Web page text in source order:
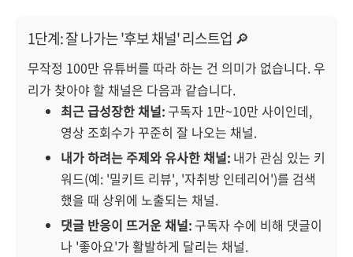
1단계: 잘 나가는 '후보 채널' 리스트업 🔎
무작정 100만 유튜버를 따라 하는 건 의미가 없습니다. 우
리가 찾아야 할 채널은 다음과 같습니다.
최근 급성장한 채널:구독자 1만~10만 사이인데,
영상 조회수가 꾸준히 잘 나오는 채널.
내가 하려는 주제와 유사한 채널: 내가 관심 있는 키
워드(예: '밀키트 리뷰', '자취방 인테리어')를 검색
했을 때 상위에 노출되는 채널.
댓글 반응이 뜨거운 채널:구독자 수에 비해 댓글이
나 '좋아요'가 활발하게 달리는 채널.